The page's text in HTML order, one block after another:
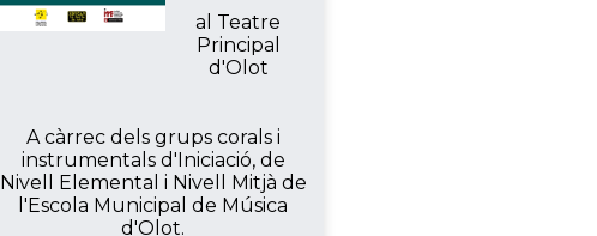
al Teatre
Principal
d'Olot
A càrrec dels grups corals i
instrumentals d'Iniciació, de
Nivell Elemental i Nivell Mitjà de
l'Escola Municipal de Música
d'Olot.